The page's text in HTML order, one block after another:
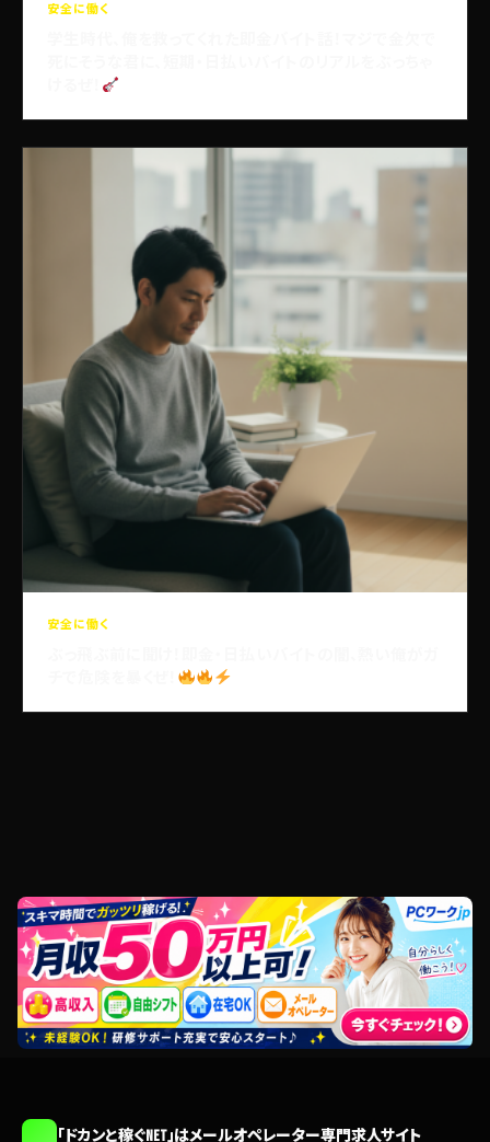
安全に働く
安全に働く
「ドカンと稼ぐNET」はメールオペレーター専門求人サイト